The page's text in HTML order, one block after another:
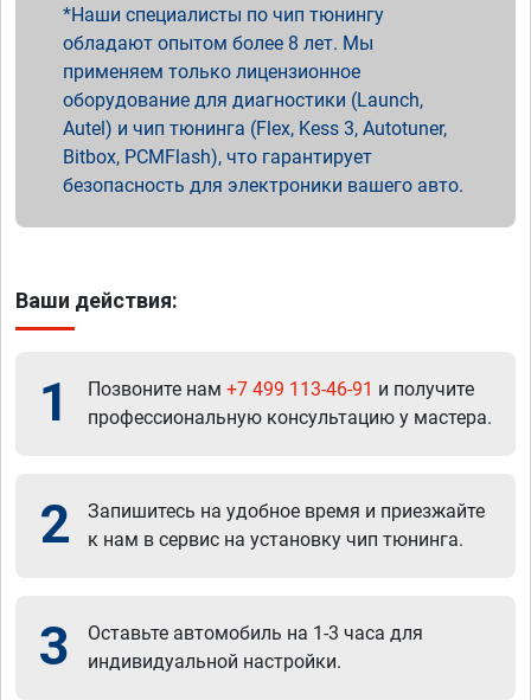
Наши специалисты по чип тюнингу
обладают опытом более 8 лет. Мы
применяем только лицензионное
оборудование для диагностики (Launch,
Autel) и чип тюнинга (Flex, Kess 3, Autotuner,
Bitbox, PCMFlash), что гарантирует
безопасность для электроники вашего авто.
Ваши действия:
1 Позвоните нам +7 499 113-46-91 и получите
профессиональную консультацию у мастера.
2
Запишитесь на удобное время и приезжайте
к нам в сервис на установку чип тюнинга.
3
Оставьте автомобиль на 1-3 часа для
индивидуальной настройки.